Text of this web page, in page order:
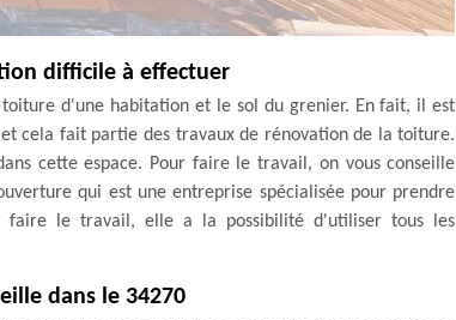
difficile à effectuer
d'une habitation et le sol du grenier. En fait, il est
cela fait partie des travaux de rénovation de la toiture.
cette espace. Pour faire le travail, on vous conseille
qui est une entreprise spécialisée pour prendre
faire le travail, elle a la possibilité d'utiliser tous les
dans le 34270